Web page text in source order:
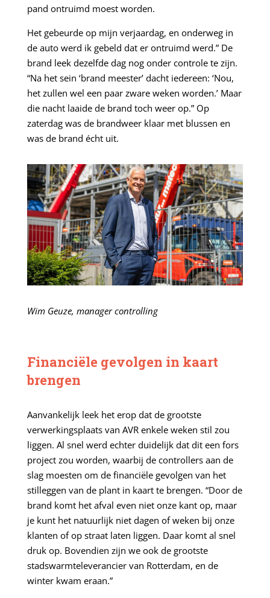
pand ontruimd moest worden.
Het gebeurde op mijn verjaardag, en onderweg in
de auto werd ik gebeld dat er ontruimd werd.” De
brand leek dezelfde dag nog onder controle te zijn.
“Na het sein ‘brand meester’ dacht iedereen: ‘Nou,
het zullen wel een paar zware weken worden.’ Maar
die nacht laaide de brand toch weer op.” Op
zaterdag was de brandweer klaar met blussen en
was de brand écht uit.
Wim Geuze, manager controlling
Financiële gevolgen in kaart
brengen
Aanvankelijk leek het erop dat de grootste
verwerkingsplaats van AVR enkele weken stil zou
liggen. Al snel werd echter duidelijk dat dit een fors
project zou worden, waarbij de controllers aan de
slag moesten om de financiële gevolgen van het
stilleggen van de plant in kaart te brengen. “Door de
brand komt het afval even niet onze kant op, maar
je kunt het natuurlijk niet dagen of weken bij onze
klanten of op straat laten liggen. Daar komt al snel
druk op. Bovendien zijn we ook de grootste
stadswarmteleverancier van Rotterdam, en de
winter kwam eraan.”